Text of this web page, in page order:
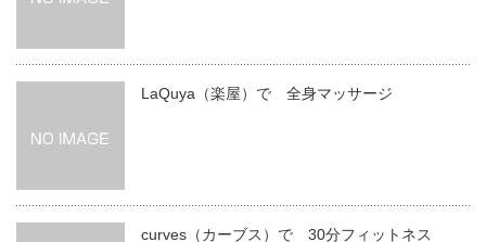
LaQuya（楽屋）で 全身マッサージ
curves（カーブス）で 30分フィットネス